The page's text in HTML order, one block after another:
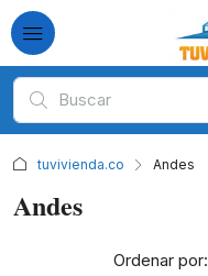
tuvivienda.co Andes
Andes
Ordenar por: